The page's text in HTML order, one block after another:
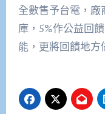
全數售予台電，廠
庫，5%作公益回
能，更將回饋地方